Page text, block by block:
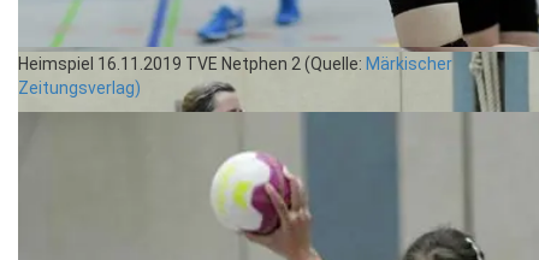
Heimspiel 16.11.2019 TVE Netphen 2 (Quelle: Märkischer
Zeitungsverlag)